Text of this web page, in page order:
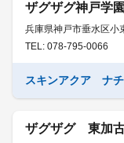
ザグザグ神戸学
兵庫県神戸市垂水区小
TEL: 078-795-0066
スキンアクア ナ
ザグザグ 東加